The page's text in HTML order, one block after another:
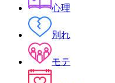
心理
別れ
モテ